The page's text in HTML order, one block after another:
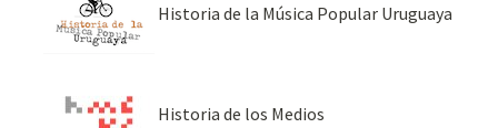
Historia de la Música Popular Uruguaya
Historia de los Medios